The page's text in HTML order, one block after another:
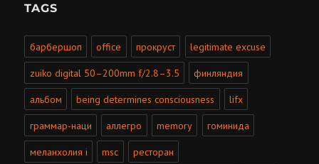
TAGS
барбершоп office прокруст legitimate excuse
zuiko digital 50–200mm f/2.8–3.5 финляндия
альбом being determines consciousness lifx
граммар-наци аллегро memory гоминида
меланхолия i msc ресторан